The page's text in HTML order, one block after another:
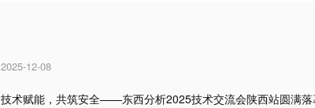
2025-12-08
技术赋能，共筑安全——东西分析2025技术交流会陕西站圆满落